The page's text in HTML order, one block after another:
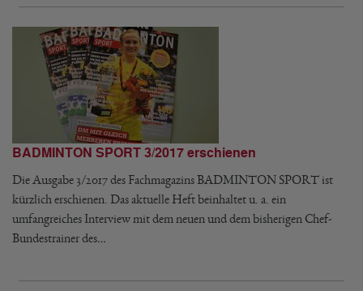
BADMINTON SPORT 3/2017 erschienen
Die Ausgabe 3/2017 des Fachmagazins BADMINTON SPORT ist
kürzlich erschienen. Das aktuelle Heft beinhaltet u. a. ein
umfangreiches Interview mit dem neuen und dem bisherigen Chef-
Bundestrainer des…